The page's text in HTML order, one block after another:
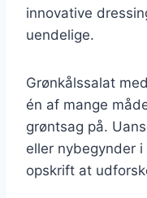
innovative
uendelige.
Grønkålssalat
én af mange
grøntsag på.
eller nybegynder
opskrift at